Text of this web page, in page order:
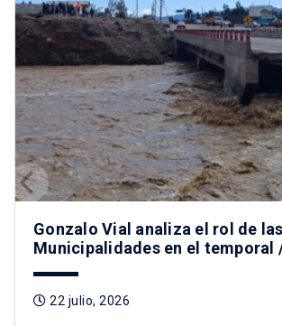
Gonzalo Vial analiza el rol de las
Municipalidades en el temporal
22 julio, 2026